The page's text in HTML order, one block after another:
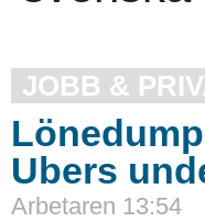
JOBB &
Ubers
Arbetaren 13:54